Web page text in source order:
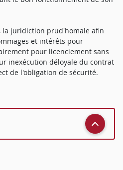
la juridiction prud'homale afin
et intérêts pour
pour licenciement sans
inexécution déloyale du contrat
de l'obligation de sécurité.